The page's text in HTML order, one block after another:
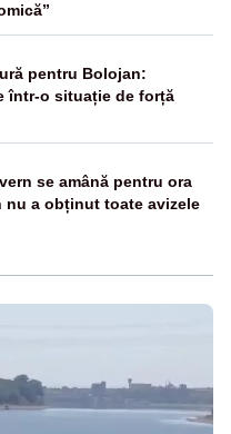
pentru Bolojan:
într-o situație de forță
se amână pentru ora
nu a obținut toate avizele